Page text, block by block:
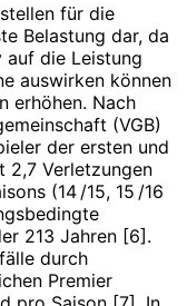
für die
Belastung dar, da
auf die Leistung
auswirken können
erhöhen. Nach
(VGB)
der ersten und
2,7 Verletzungen
(14 /15, 15 /16
213 Jahren [6].
durch
Premier